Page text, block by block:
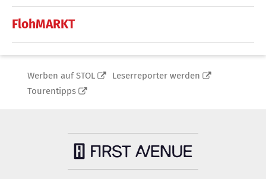
FlohMARKT
Werben auf STOL
Leserreporter werden
Tourentipps